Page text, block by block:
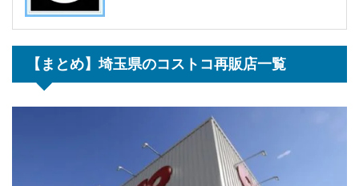
【まとめ】埼玉県のコストコ再販店一覧